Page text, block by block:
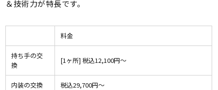
＆技術力が特長です。
料金
持ち手の交
換
[1ヶ所] 税込12,100円〜
内装の交換 税込29,700円〜